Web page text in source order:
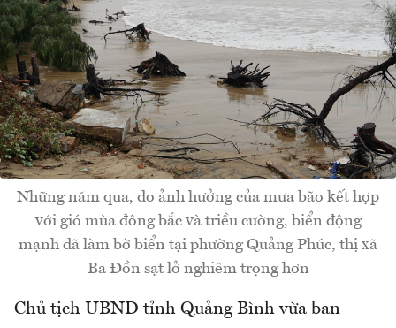
Những năm qua, do ảnh hưởng của mưa bão kết hợp
với gió mùa đông bắc và triều cường, biển động
mạnh đã làm bờ biển tại phường Quảng Phúc, thị xã
Ba Đồn sạt lở nghiêm trọng hơn
Chủ tịch UBND tỉnh Quảng Bình vừa ban